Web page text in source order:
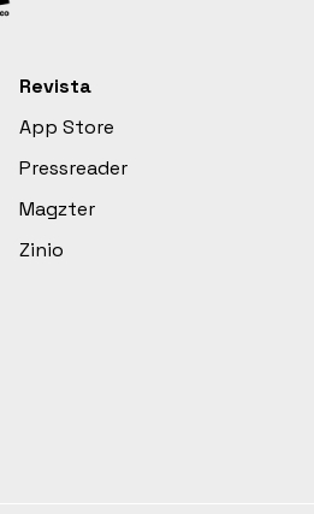
Revista
App Store
Pressreader
Magzter
Zinio